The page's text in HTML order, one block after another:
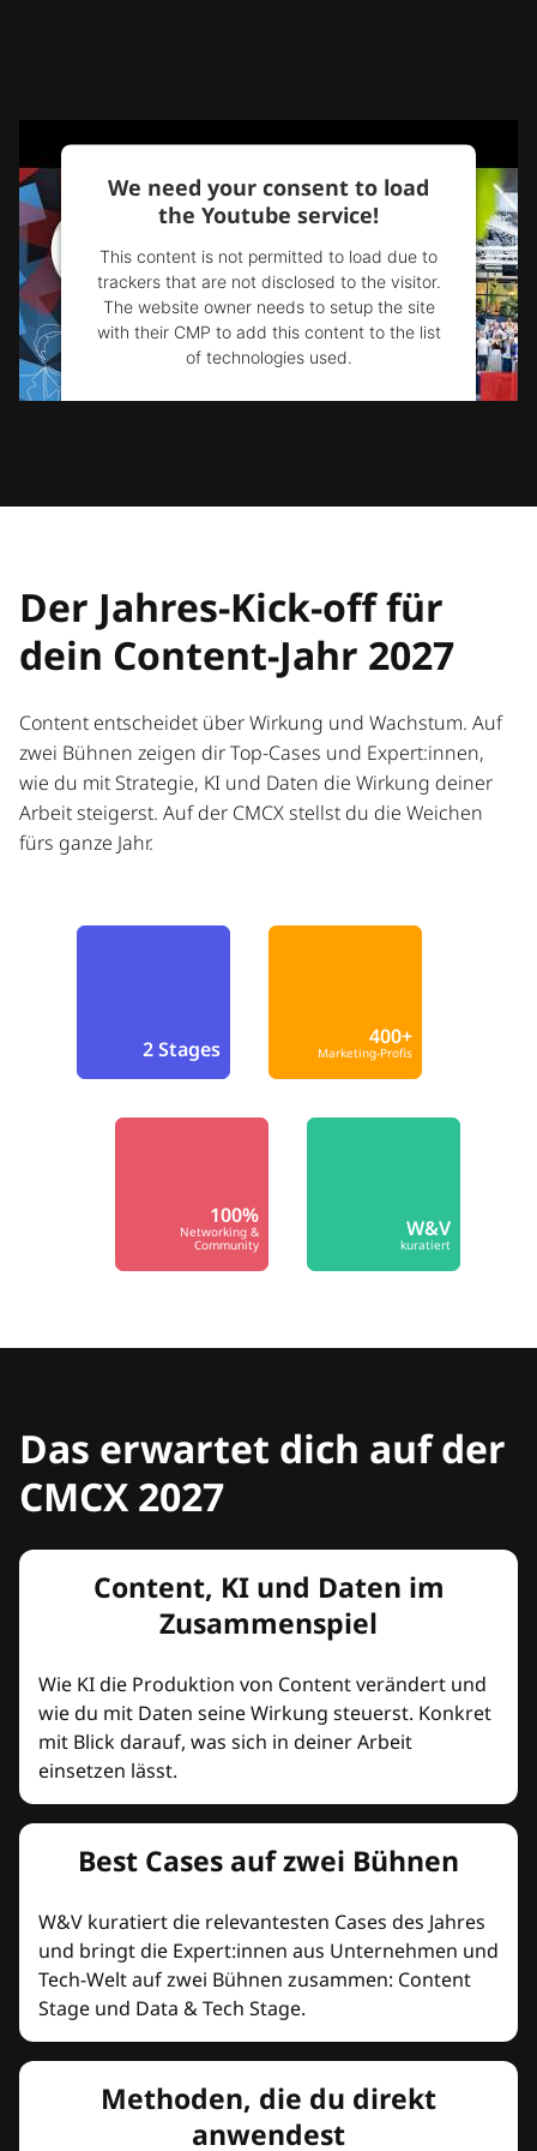
We need your consent to load
the Youtube service!
This content is not permitted to load due to
trackers that are not disclosed to the visitor.
The website owner needs to setup the site
with their CMP to add this content to the list
of technologies used.
Powered byUsercentrics Consent
Der Jahres-Kick-off für
dein Content-Jahr 2027
Content entscheidet über Wirkung und Wachstum. Auf
zwei Bühnen zeigen dir Top-Cases und Expert:innen,
wie du mit Strategie, KI und Daten die Wirkung deiner
Arbeit steigerst. Auf der CMCX stellst du die Weichen
fürs ganze Jahr.
2 Stages 400+
Marketing-Profis
100%
Networking &
Community
W&V
kuratiert
Das erwartet dich auf der
CMCX 2027
Content, KI und Daten im
Zusammenspiel
Wie KI die Produktion von Content verändert und
wie du mit Daten seine Wirkung steuerst. Konkret
mit Blick darauf, was sich in deiner Arbeit
einsetzen lässt.
Best Cases auf zwei Bühnen
W&V kuratiert die relevantesten Cases des Jahres
und bringt die Expert:innen aus Unternehmen und
Tech-Welt auf zwei Bühnen zusammen: Content
Stage und Data & Tech Stage.
Methoden, die du direkt
anwendest